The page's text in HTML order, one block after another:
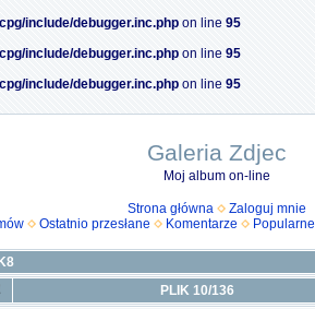
include/debugger.inc.php on line 95
include/debugger.inc.php on line 95
include/debugger.inc.php on line 95
Galeria Zdjec
Moj album on-line
Strona główna
Zaloguj mnie
Ostatnio przesłane Komentarze Popularne
PLIK 10/136